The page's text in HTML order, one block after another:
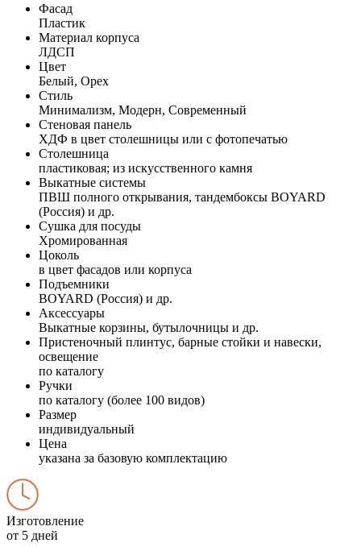
Фасад
Пластик
Материал корпуса
ЛДСП
Цвет
Белый, Орех
Стиль
Минимализм, Модерн, Современный
Стеновая панель
ХДФ в цвет столешницы или с фотопечатью
Столешница
пластиковая; из искусственного камня
Выкатные системы
ПВШ полного открывания, тандембоксы BOYARD
(Россия) и др.
Сушка для посуды
Хромированная
Цоколь
в цвет фасадов или корпуса
Подъемники
BOYARD (Россия) и др.
Аксессуары
Выкатные корзины, бутылочницы и др.
Пристеночный плинтус, барные стойки и навески,
освещение
по каталогу
Ручки
по каталогу (более 100 видов)
Размер
индивидуальный
Цена
указана за базовую комплектацию
Изготовление
от 5 дней